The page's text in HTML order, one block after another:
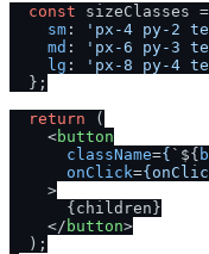
const sizeClasses
sm : 'px-4 py-2
md : 'px-6 py-3
lg : 'px-8 py-4
  };
return (
<button
className={ `${
onClick=
    >
      {children}
</ button>
  );